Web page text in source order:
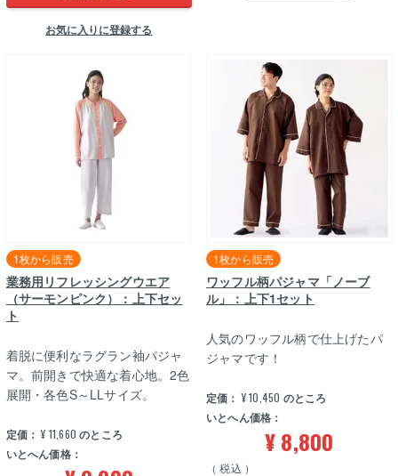
お気に入りに登録する
業務用リフレッシングウエア
（サーモンピンク）：上下セッ
ト
1枚から販売
定価： ¥ 11,660 のところ
いとへん価格：
着脱に便利なラグラン袖パジャ
マ。前開きで快適な着心地。2色
展開・各色S～LLサイズ。
ワッフル柄パジャマ「ノーブ
ル」：上下1セット
1枚から販売
定価： ¥10,450 のところ
いとへん価格：
¥8,800
税込
人気のワッフル柄で仕上げたパ
ジャマです！